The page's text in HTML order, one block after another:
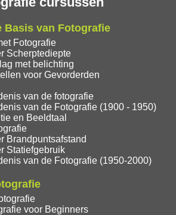
Basis van Fotografie
Fotografie
Scherptediepte
met belichting
voor Gevorderden
van de fotografie
van de Fotografie (1900 - 1950)
en Beeldtaal
Brandpuntsafstand
Statiefgebruik
van de Fotografie (1950-2000)
voor Beginners